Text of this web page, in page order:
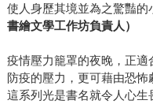
使人身歷其境並為之驚豔
書繪文學工作坊負責人）
疫情壓力籠罩的夜晚，正
防疫的壓力，更可藉由恐怖
這系列光是書名就令人心